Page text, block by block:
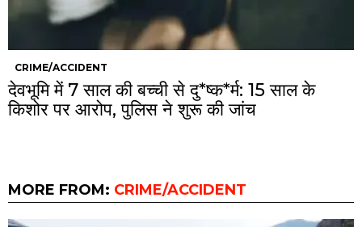
CRIME/ACCIDENT
देवभूमि में 7 साल की बच्ची से दु*ष्क*र्म: 15 साल के
किशोर पर आरोप, पुलिस ने शुरू की जांच
MORE FROM: CRIME/ACCIDENT